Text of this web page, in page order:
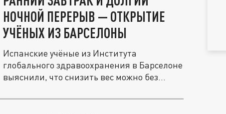
НОЧНОЙ ПЕРЕРЫВ — ОТКРЫТИЕ
УЧЁНЫХ ИЗ БАРСЕЛОНЫ
Испанские учёные из Института
глобального здравоохранения в Барселоне
выяснили, что снизить вес можно без...